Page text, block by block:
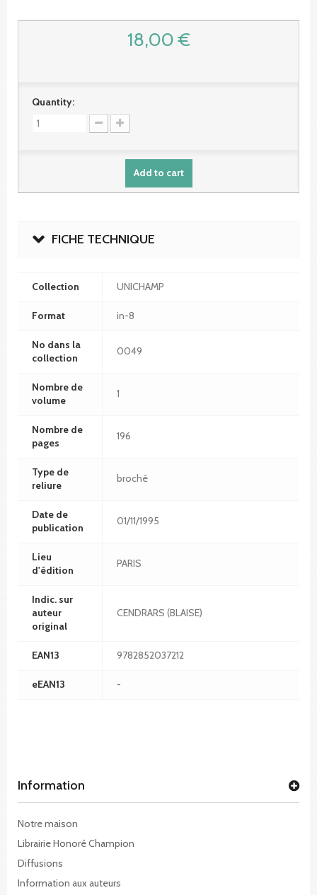
18,00 €
Quantity:
Add to cart
FICHE TECHNIQUE
Collection UNICHAMP
Format in-8
No dans la
collection
0049
Nombre de
volume
1
Nombre de
pages
196
Type de
reliure
broché
Date de
publication
01/11/1995
Lieu
d'édition
PARIS
Indic. sur
auteur
original
CENDRARS (BLAISE)
EAN13 9782852037212
eEAN13 -
Information
Notre maison
Librairie Honoré Champion
Diffusions
Information aux auteurs